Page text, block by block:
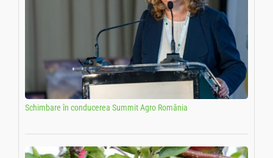
Schimbare în conducerea Summit Agro România